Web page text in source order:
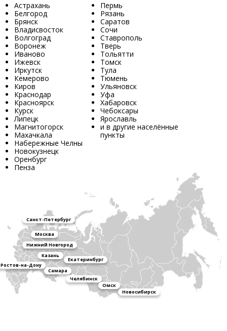
Астрахань
Белгород
Брянск
Владисвосток
Волгоград
Воронеж
Иваново
Ижевск
Иркутск
Кемерово
Киров
Краснодар
Красноярск
Курск
Липецк
Магнитогорск
Махачкала
Набережные Челны
Новокузнецк
Оренбург
Пенза
Пермь
Рязань
Саратов
Сочи
Ставрополь
Тверь
Тольятти
Томск
Тула
Тюмень
Ульяновск
Уфа
Хабаровск
Чебоксары
Ярославль
и в другие населённые
пункты
Санкт-Петербург
Москва
Нижний Новгород
Казань
Екатеринбург
Ростов-на-Дону
Самара
Челябинск
Омск
Новосибирск